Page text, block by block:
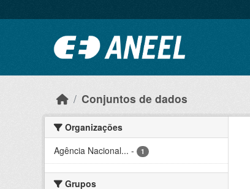
Conjuntos de dados
Organizações
Agência Nacional... - 1
Grupos